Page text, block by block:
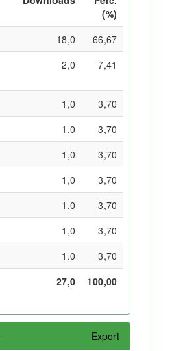
(%)
18,0
66,67
2,0 7,41
1,0
3,70
1,0
3,70
1,0
3,70
1,0
3,70
1,0
3,70
1,0
3,70
1,0
3,70
27,0
100,00
Export